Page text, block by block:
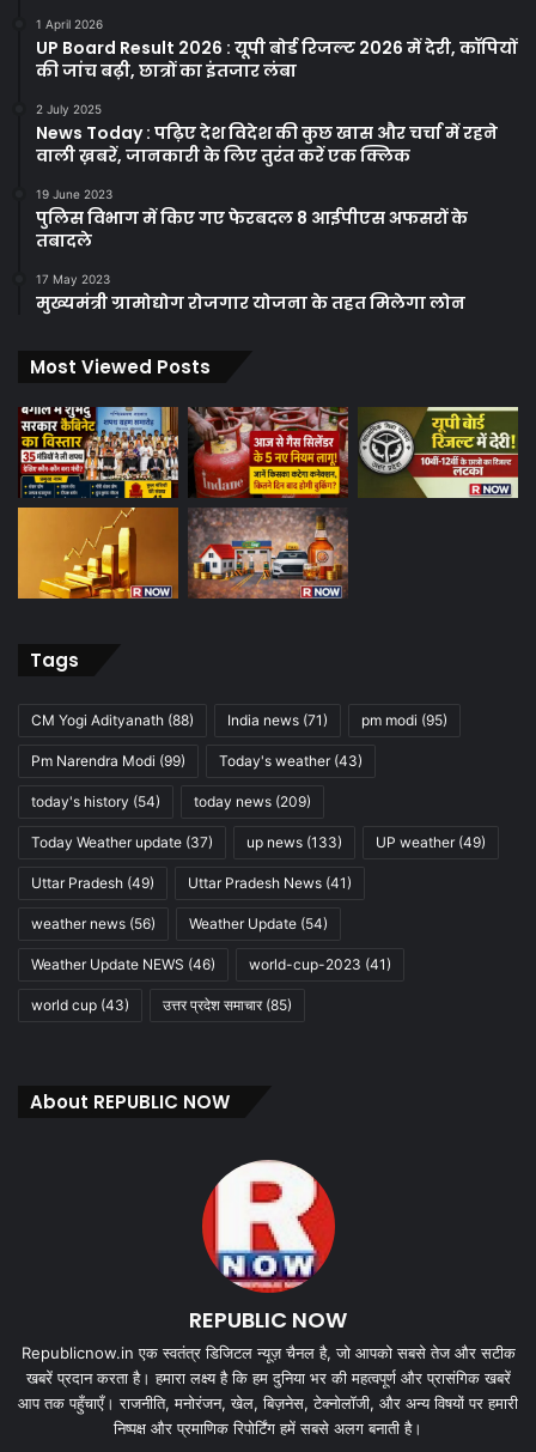
1 April 2026
UP Board Result 2026 : यूपी बोर्ड रिजल्ट 2026 में देरी, कॉपियों
की जांच बढ़ी, छात्रों का इंतजार लंबा
2 July 2025
News Today : पढ़िए देश विदेश की कुछ खास और चर्चा में रहने
वाली ख़बरें, जानकारी के लिए तुरंत करें एक क्लिक
19 June 2023
पुलिस विभाग में किए गए फेरबदल 8 आईपीएस अफसरों के
तबादले
17 May 2023
मुख्यमंत्री ग्रामोद्योग रोजगार योजना के तहत मिलेगा लोन
Most Viewed Posts
Tags
CM Yogi Adityanath (88) India news (71) pm modi (95)
Pm Narendra Modi (99) Today's weather(43)
today's history (54) today news (209)
Today Weather update (37) up news (133) UP weather(49)
Uttar Pradesh (49) Uttar Pradesh News (41)
weather news (56) Weather Update (54)
Weather Update NEWS (46) world-cup-2023 (41)
world cup (43) उत्तर प्रदेश समाचार(85)
About REPUBLIC NOW
REPUBLIC NOW
Republicnow.in एक स्वतंत्र डिजिटल न्यूज़ चैनल है, जो आपको सबसे तेज और सटीक
खबरें प्रदान करता है। हमारा लक्ष्य है कि हम दुनिया भर की महत्वपूर्ण और प्रासंगिक खबरें
आप तक पहुँचाएँ। राजनीति, मनोरंजन, खेल, बिज़नेस, टेक्नोलॉजी, और अन्य विषयों पर हमारी
निष्पक्ष और प्रमाणिक रिपोर्टिंग हमें सबसे अलग बनाती है।